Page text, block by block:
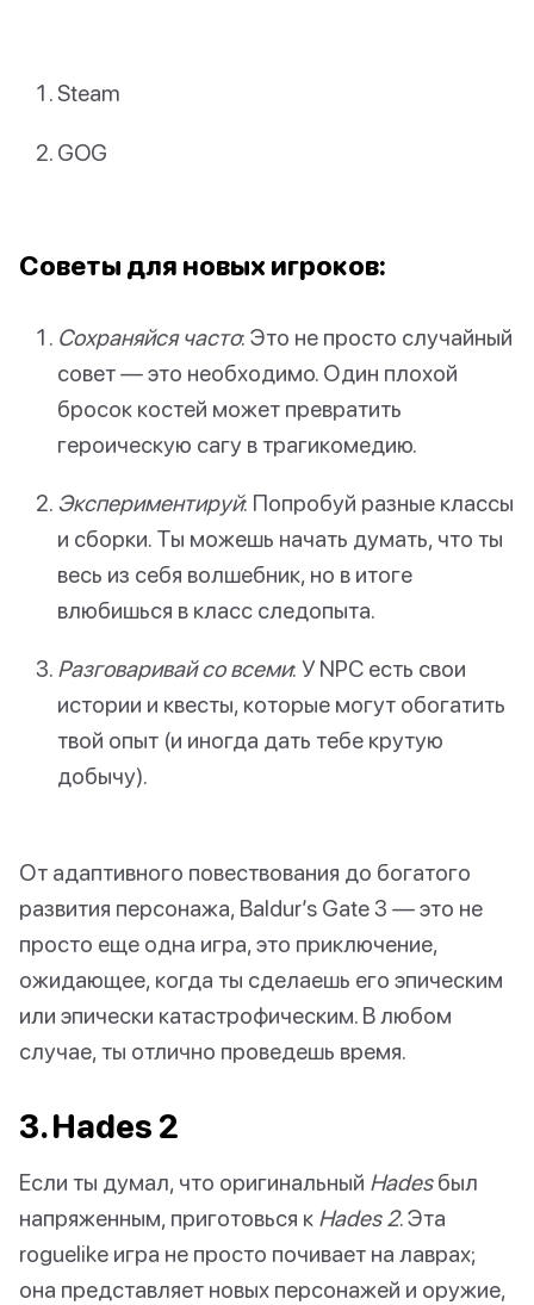
Steam
GOG
Советы для новых игроков:
Сохраняйся часто: Это не просто случайный
совет — это необходимо. Один плохой
бросок костей может превратить
героическую сагу в трагикомедию.
Экспериментируй: Попробуй разные классы
и сборки. Ты можешь начать думать, что ты
весь из себя волшебник, но в итоге
влюбишься в класс следопыта.
Разговаривай со всеми: У NPC есть свои
истории и квесты, которые могут обогатить
твой опыт (и иногда дать тебе крутую
добычу).
От адаптивного повествования до богатого
развития персонажа, Baldur’s Gate 3 — это не
просто еще одна игра, это приключение,
ожидающее, когда ты сделаешь его эпическим
или эпически катастрофическим. В любом
случае, ты отлично проведешь время.
3. Hades 2
Если ты думал, что оригинальный Hadesбыл
напряженным, приготовься к Hades 2. Эта
roguelike игра не просто почивает на лаврах;
она представляет новых персонажей и оружие,